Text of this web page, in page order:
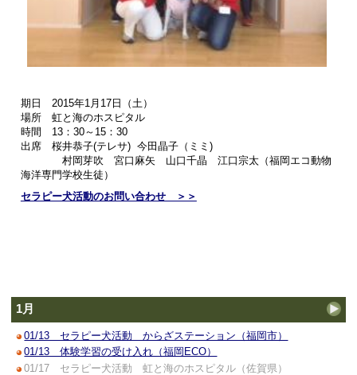
期日 2015年1月17日（土）
場所 虹と海のホスピタル
時間 13：30～15：30
出席 桜井恭子(テレサ) 今田晶子（ミミ)
村岡芽吹 宮口麻矢 山口千晶 江口宗太（福岡エコ動物
海洋専門学校生徒）
セラピー犬活動のお問い合わせ ＞＞
1月
01/13 セラピー犬活動 からざステーション（福岡市）
01/13 体験学習の受け入れ（福岡ECO）
01/17 セラピー犬活動 虹と海のホスピタル（佐賀県）